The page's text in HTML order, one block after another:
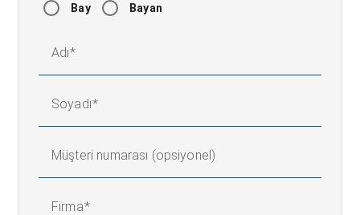
Bay Bayan
Adı
Soyadı
Müşteri numarası (opsiyonel)
Firma